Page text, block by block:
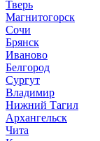
Тверь
Магнитогорск
Сочи
Брянск
Иваново
Белгород
Сургут
Владимир
Нижний Тагил
Архангельск
Чита